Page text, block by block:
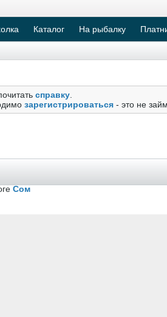
Каталог На рыбалку
справку
зарегистрироваться - это не
Сом